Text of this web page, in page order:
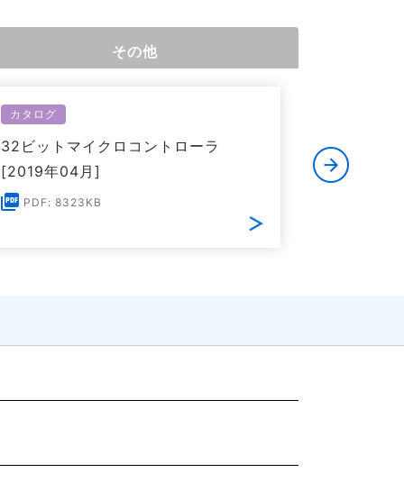
その他
カタログ
32ビットマイクロコントローラ
[2019年04月]
PDF: 8323KB
製品品番
ントロー